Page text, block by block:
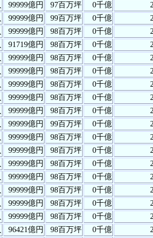
99999億円 97百万坪 0千億
99999億円 99百万坪 0千億
99999億円 98百万坪 0千億
91719億円 98百万坪 0千億
99999億円 98百万坪 0千億
99999億円 98百万坪 0千億
99999億円 98百万坪 0千億
99999億円 98百万坪 0千億
99999億円 98百万坪 0千億
99999億円 99百万坪 0千億
99999億円 98百万坪 0千億
99999億円 98百万坪 0千億
99999億円 98百万坪 0千億
99999億円 98百万坪 0千億
99999億円 98百万坪 0千億
99999億円 98百万坪 0千億
99999億円 98百万坪 0千億
96421億円 98百万坪 0千億